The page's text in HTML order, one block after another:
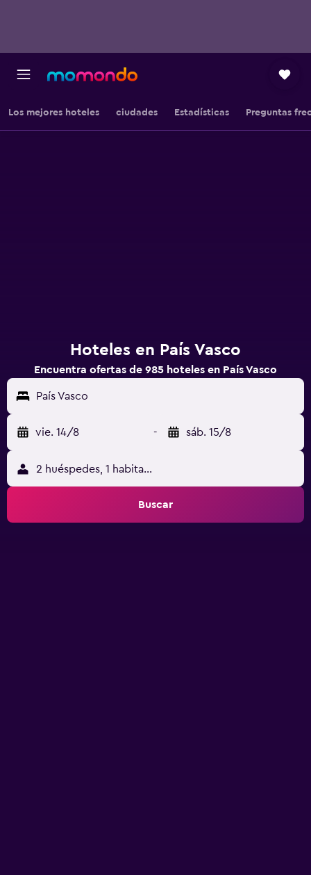
Los mejores hoteles ciudades Estadísticas Preguntas
Hoteles en País Vasco
Encuentra ofertas de 985 hoteles en País Vasco
País Vasco
vie. 14/8 - sáb. 15/8
2 huéspedes, 1 habitación
Buscar